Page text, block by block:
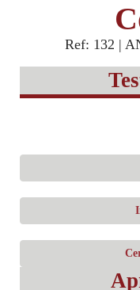
Ref: 132 |